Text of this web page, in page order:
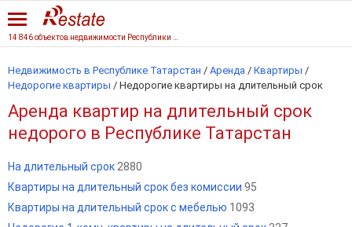
Недвижимость в Республике Татарстан / Аренда / Квартиры /
Недорогие квартиры / Недорогие квартиры на длительный срок
Аренда квартир на длительный срок
недорого в Республике Татарстан
На длительный срок 2880
Квартиры на длительный срок без комиссии 95
Квартиры на длительный срок с мебелью 1093